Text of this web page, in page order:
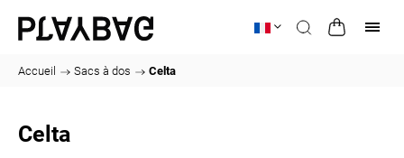
Accueil / Sacs à dos / Celta
Celta